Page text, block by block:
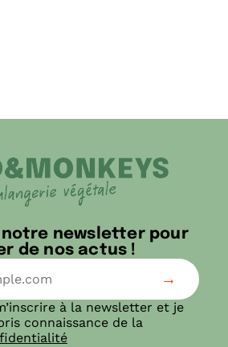
notre newsletter pour
de nos actus !
à la newsletter et je
connaissance de la